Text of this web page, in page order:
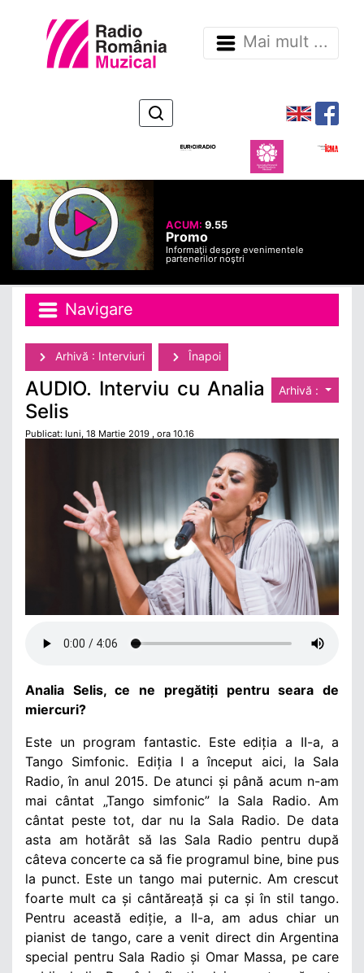
Mai mult ...
ACUM:9.55
Promo
Informaţii despre evenimentele
partenerilor noştri
Navigare
Arhivă : Interviuri Înapoi
Arhivă :
AUDIO. Interviu cu Analia
Selis
Publicat: luni, 18 Martie 2019 , ora 10.16
Analia Selis, ce ne pregătiți pentru seara de
miercuri?
Este un program fantastic. Este ediția a II-a, a
Tango Simfonic. Ediția I a început aici, la Sala
Radio, în anul 2015. De atunci și până acum n-am
mai cântat „Tango simfonic” la Sala Radio. Am
cântat peste tot, dar nu la Sala Radio. De data
asta am hotărât să las Sala Radio pentru după
câteva concerte ca să fie programul bine, bine pus
la punct. Este un tango mai puternic. Am crescut
foarte mult ca și cântăreață și ca și în stil tango.
Pentru această ediție, a II-a, am adus chiar un
pianist de tango, care a venit direct din Argentina
special pentru Sala Radio și Omar Massa, pe care